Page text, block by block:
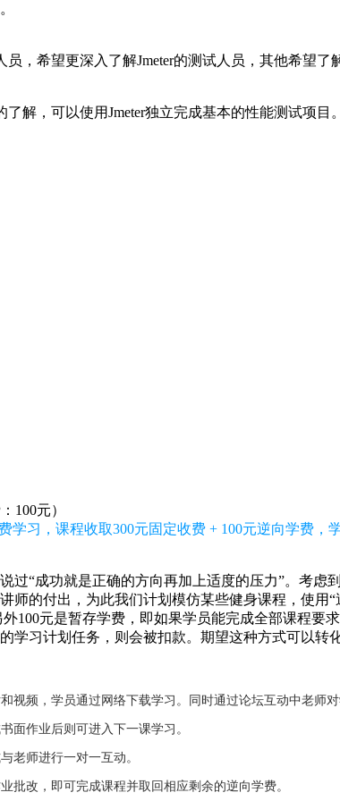
自特色
验。拥有包括web站点、客户端、网络测试、军用
线等项目的性能测试。同时对自动化测试和安全测
学习，课程收取300元固定收费 + 100元逆向学费，
过“成功就是正确的方向再加上适度的压力”。考虑
师的付出，为此我们计划模仿某些健身课程，使用“
100元是暂存学费，即如果学员能完成全部课程要